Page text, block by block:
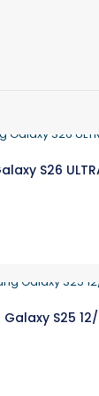
S26
S25